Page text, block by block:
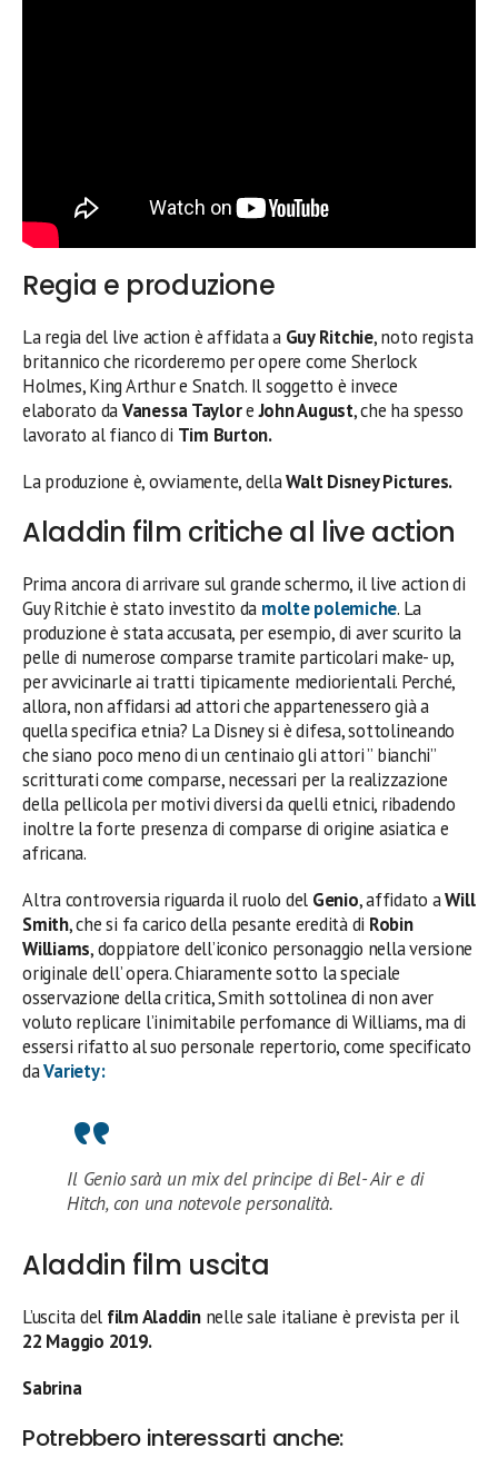
Regia e produzione
La regia del live action è affidata a Guy Ritchie, noto regista
britannico che ricorderemo per opere come Sherlock
Holmes, King Arthur e Snatch. Il soggetto è invece
elaborato daVanessa TayloreJohn August, che ha spesso
lavorato al fianco di Tim Burton.
La produzione è, ovviamente, dellaWalt Disney Pictures.
Aladdin film critiche al live action
Prima ancora di arrivare sul grande schermo, il live action di
Guy Ritchie è stato investito da molte polemiche. La
produzione è stata accusata, per esempio, di aver scurito la
pelle di numerose comparse tramite particolari make- up,
per avvicinarle ai tratti tipicamente mediorientali. Perché,
allora, non affidarsi ad attori che appartenessero già a
quella specifica etnia? La Disney si è difesa, sottolineando
che siano poco meno di un centinaio gli attori ” bianchi”
scritturati come comparse, necessari per la realizzazione
della pellicola per motivi diversi da quelli etnici, ribadendo
inoltre la forte presenza di comparse di origine asiatica e
africana.
Altra controversia riguarda il ruolo del Genio, affidato aWill
Smith, che si fa carico della pesante eredità di Robin
Williams, doppiatore dell’iconico personaggio nella versione
originale dell’ opera. Chiaramente sotto la speciale
osservazione della critica, Smith sottolinea di non aver
voluto replicare l’inimitabile perfomance di Williams, ma di
essersi rifatto al suo personale repertorio, come specificato
daVariety:
Il Genio sarà un mix del principe di Bel- Air e di
Hitch, con una notevole personalità.
Aladdin film uscita
L’uscita del film Aladdinnelle sale italiane è prevista per il
22 Maggio 2019.
Sabrina
Potrebbero interessarti anche: